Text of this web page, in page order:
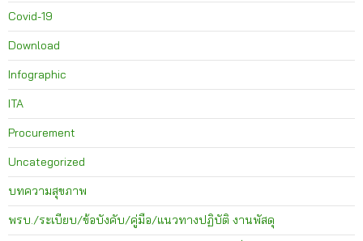
Covid-19
Download
Infographic
ITA
Procurement
Uncategorized
บทความสุขภาพ
พรบ./ระเบียบ/ข้อบังคับ/คู่มือ/แนวทางปฏิบัติ งานพัสดุ